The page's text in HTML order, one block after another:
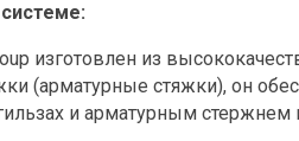
изготовлен из
(арматурные стяжки), он
и арматурным стержнем